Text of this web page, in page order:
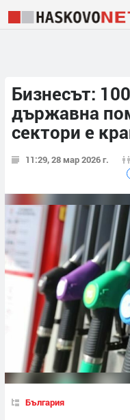
Бизнесът:
държавна
сектори е
11:29, 28 мар 2026 г.
България